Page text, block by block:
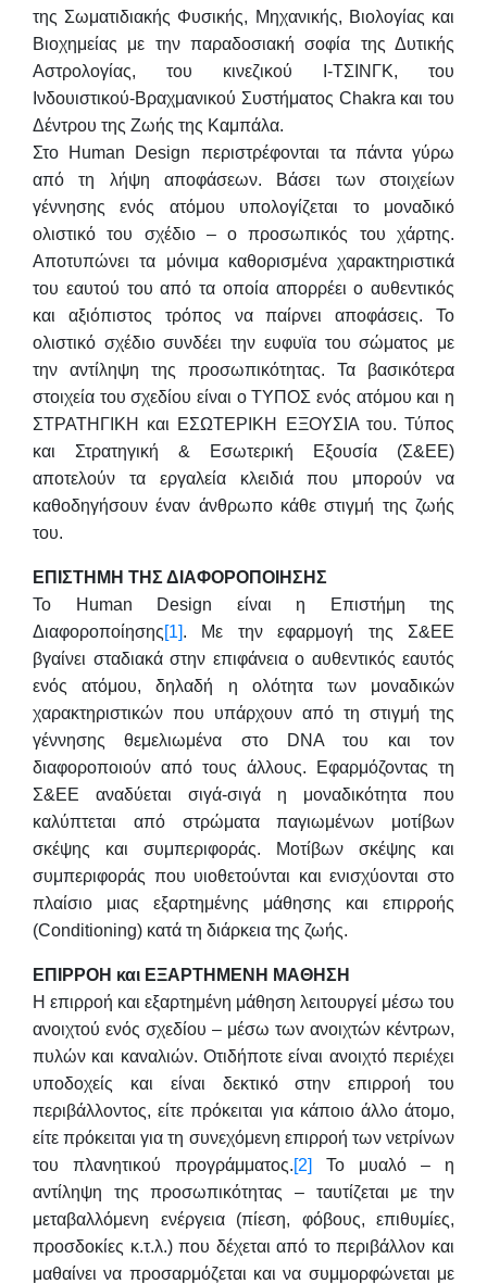
της Σωματιδιακής Φυσικής, Μηχανικής, Βιολογίας και
Βιοχημείας με την παραδοσιακή σοφία της Δυτικής
Αστρολογίας, του κινεζικού Ι-ΤΣΙΝΓΚ, του
Ινδουιστικού-Βραχμανικού Συστήματος Chakra και του
Δέντρου της Ζωής της Καμπάλα.
Στο Human Design περιστρέφονται τα πάντα γύρω
από τη λήψη αποφάσεων. Βάσει των στοιχείων
γέννησης ενός ατόμου υπολογίζεται το μοναδικό
ολιστικό του σχέδιο – ο προσωπικός του χάρτης.
Αποτυπώνει τα μόνιμα καθορισμένα χαρακτηριστικά
του εαυτού του από τα οποία απορρέει ο αυθεντικός
και αξιόπιστος τρόπος να παίρνει αποφάσεις. Το
ολιστικό σχέδιο συνδέει την ευφυϊα του σώματος με
την αντίληψη της προσωπικότητας. Τα βασικότερα
στοιχεία του σχεδίου είναι ο ΤΥΠΟΣ ενός ατόμου και η
ΣΤΡΑΤΗΓΙΚΗ και ΕΣΩΤΕΡΙΚΗ ΕΞΟΥΣΙΑ του. Τύπος
και Στρατηγική & Εσωτερική Εξουσία (Σ&ΕΕ)
αποτελούν τα εργαλεία κλειδιά που μπορούν να
καθοδηγήσουν έναν άνθρωπο κάθε στιγμή της ζωής
του.
ΕΠΙΣΤΗΜΗ ΤΗΣ ΔΙΑΦΟΡΟΠΟΙΗΣΗΣ
Το Human Design είναι η Επιστήμη της
Διαφοροποίησης[1]. Με την εφαρμογή της Σ&ΕΕ
βγαίνει σταδιακά στην επιφάνεια ο αυθεντικός εαυτός
ενός ατόμου, δηλαδή η ολότητα των μοναδικών
χαρακτηριστικών που υπάρχουν από τη στιγμή της
γέννησης θεμελιωμένα στο DNA του και τον
διαφοροποιούν από τους άλλους. Εφαρμόζοντας τη
Σ&ΕΕ αναδύεται σιγά-σιγά η μοναδικότητα που
καλύπτεται από στρώματα παγιωμένων μοτίβων
σκέψης και συμπεριφοράς. Μοτίβων σκέψης και
συμπεριφοράς που υιοθετούνται και ενισχύονται στο
πλαίσιο μιας εξαρτημένης μάθησης και επιρροής
(Conditioning) κατά τη διάρκεια της ζωής.
ΕΠΙΡΡΟΗ και ΕΞΑΡΤΗΜΕΝΗ ΜΑΘΗΣΗ
Η επιρροή και εξαρτημένη μάθηση λειτουργεί μέσω του
ανοιχτού ενός σχεδίου – μέσω των ανοιχτών κέντρων,
πυλών και καναλιών. Οτιδήποτε είναι ανοιχτό περιέχει
υποδοχείς και είναι δεκτικό στην επιρροή του
περιβάλλοντος, είτε πρόκειται για κάποιο άλλο άτομο,
είτε πρόκειται για τη συνεχόμενη επιρροή των νετρίνων
του πλανητικού προγράμματος.[2]
Το μυαλό – η
αντίληψη της προσωπικότητας – ταυτίζεται με την
μεταβαλλόμενη ενέργεια (πίεση, φόβους, επιθυμίες,
προσδοκίες κ.τ.λ.) που δέχεται από το περιβάλλον και
μαθαίνει να προσαρμόζεται και να συμμορφώνεται με